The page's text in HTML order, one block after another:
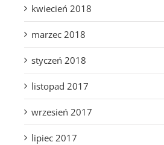
kwiecień 2018
marzec 2018
styczeń 2018
listopad 2017
wrzesień 2017
lipiec 2017